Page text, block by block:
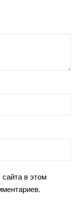
в этом